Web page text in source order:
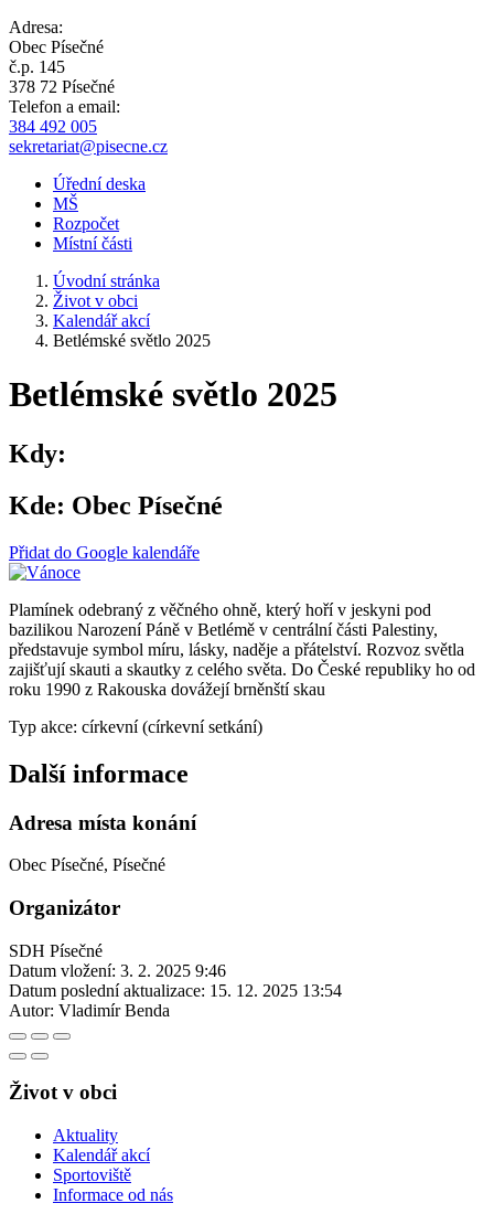
Adresa:
Obec Písečné
č.p. 145
378 72 Písečné
Telefon a email:
384 492 005
sekretariat@pisecne.cz
Úřední deska
MŠ
Rozpočet
Místní části
Úvodní stránka
Život v obci
Kalendář akcí
Betlémské světlo 2025
Betlémské světlo 2025
Kdy:
Kde: Obec Písečné
Přidat do Google kalendáře
Plamínek odebraný z věčného ohně, který hoří v jeskyni pod
bazilikou Narození Páně v Betlémě v centrální části Palestiny,
představuje symbol míru, lásky, naděje a přátelství. Rozvoz světla
zajišťují skauti a skautky z celého světa. Do České republiky ho od
roku 1990 z Rakouska dovážejí brněnští skau
Typ akce: církevní (církevní setkání)
Další informace
Adresa místa konání
Obec Písečné, Písečné
Organizátor
SDH Písečné
Datum vložení: 3. 2. 2025 9:46
Datum poslední aktualizace: 15. 12. 2025 13:54
Autor: Vladimír Benda
Život v obci
Aktuality
Kalendář akcí
Sportoviště
Informace od nás